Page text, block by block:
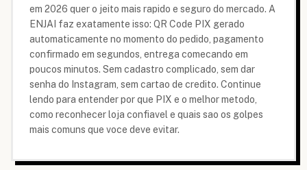
em 2026 quer o jeito mais rapido e seguro do mercado. A
ENJAI faz exatamente isso: QR Code PIX gerado
automaticamente no momento do pedido, pagamento
confirmado em segundos, entrega comecando em
poucos minutos. Sem cadastro complicado, sem dar
senha do Instagram, sem cartao de credito. Continue
lendo para entender por que PIX e o melhor metodo,
como reconhecer loja confiavel e quais sao os golpes
mais comuns que voce deve evitar.